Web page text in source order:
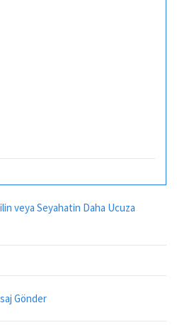
veya Seyahatin Daha Ucuza
Gönder